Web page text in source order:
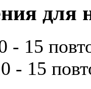
для
- 15
- 15